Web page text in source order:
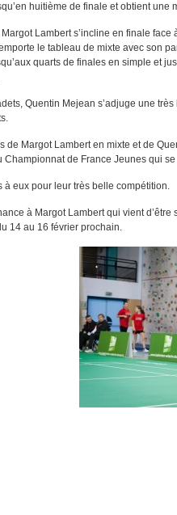
huitième de finale et obtient
Margot Lambert s’incline en finale
le tableau de mixte avec son
quarts de finales en simple et
Quentin Mejean s’adjuge une
de Margot Lambert en mixte et de
Championnat de France Jeunes qui
à eux pour leur très belle compétition.
à Margot Lambert qui vient
14 au 16 février prochain.